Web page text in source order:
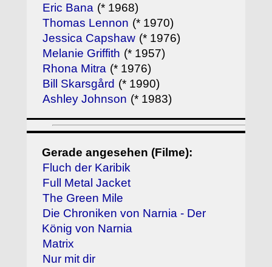
Eric Bana (* 1968)
Thomas Lennon (* 1970)
Jessica Capshaw (* 1976)
Melanie Griffith (* 1957)
Rhona Mitra (* 1976)
Bill Skarsgård (* 1990)
Ashley Johnson (* 1983)
Gerade angesehen (Filme):
Fluch der Karibik
Full Metal Jacket
The Green Mile
Die Chroniken von Narnia - Der
König von Narnia
Matrix
Nur mit dir